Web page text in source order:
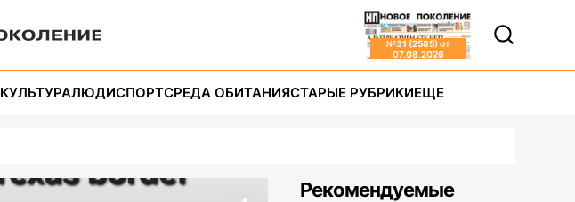
№31 (2585) от
07.08.2026
КУЛЬТУРАЛЮДИСПОРТСРЕДА ОБИТАНИЯСТАРЫЕ РУБРИКИЕЩЕ
Рекомендуемые